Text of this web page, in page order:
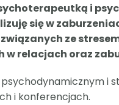
i
się w
ze
w relacjach oraz
psychodynamicznym i
i konferencjach.